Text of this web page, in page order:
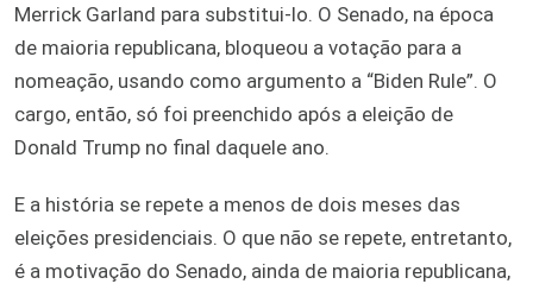
Merrick Garland para substitui-lo. O Senado, na época
de maioria republicana, bloqueou a votação para a
nomeação, usando como argumento a “Biden Rule”. O
cargo, então, só foi preenchido após a eleição de
Donald Trump no final daquele ano.
E a história se repete a menos de dois meses das
eleições presidenciais. O que não se repete, entretanto,
é a motivação do Senado, ainda de maioria republicana,